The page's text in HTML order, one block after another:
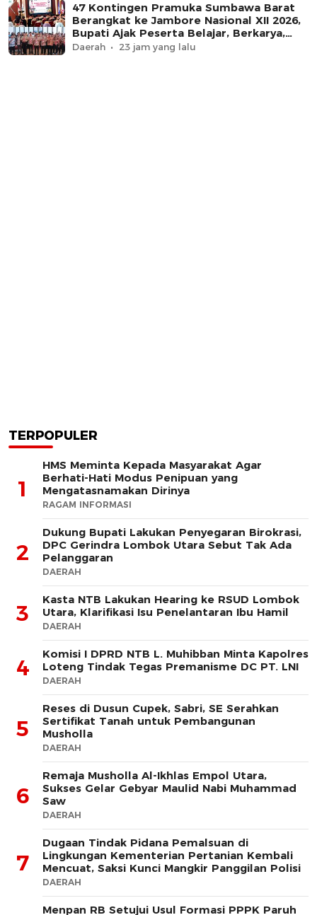
47 Kontingen Pramuka Sumbawa Barat
Berangkat ke Jambore Nasional XII 2026,
Bupati Ajak Peserta Belajar, Berkarya,
dan Harumkan Nama Daerah
Daerah 23 jam yang lalu
TERPOPULER
1
HMS Meminta Kepada Masyarakat Agar
Berhati-Hati Modus Penipuan yang
Mengatasnamakan Dirinya
RAGAM INFORMASI
2
Dukung Bupati Lakukan Penyegaran Birokrasi,
DPC Gerindra Lombok Utara Sebut Tak Ada
Pelanggaran
DAERAH
3
Kasta NTB Lakukan Hearing ke RSUD Lombok
Utara, Klarifikasi Isu Penelantaran Ibu Hamil
DAERAH
4
Komisi I DPRD NTB L. Muhibban Minta Kapolres
Loteng Tindak Tegas Premanisme DC PT. LNI
DAERAH
5
Reses di Dusun Cupek, Sabri, SE Serahkan
Sertifikat Tanah untuk Pembangunan
Musholla
DAERAH
6
Remaja Musholla Al-Ikhlas Empol Utara,
Sukses Gelar Gebyar Maulid Nabi Muhammad
Saw
DAERAH
7
Dugaan Tindak Pidana Pemalsuan di
Lingkungan Kementerian Pertanian Kembali
Mencuat, Saksi Kunci Mangkir Panggilan Polisi
DAERAH
Menpan RB Setujui Usul Formasi PPPK Paruh